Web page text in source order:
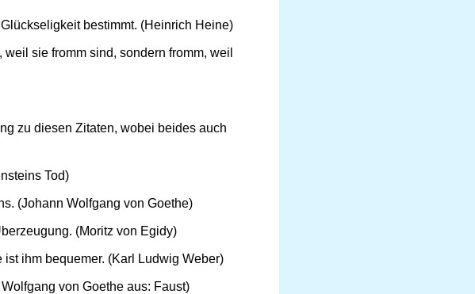
bestimmt. (Heinrich Heine)
sie fromm sind, sondern fromm, weil
zu diesen Zitaten, wobei beides auch
Tod)
(Johann Wolfgang von Goethe)
(Moritz von Egidy)
ihm bequemer. (Karl Ludwig Weber)
von Goethe aus: Faust)